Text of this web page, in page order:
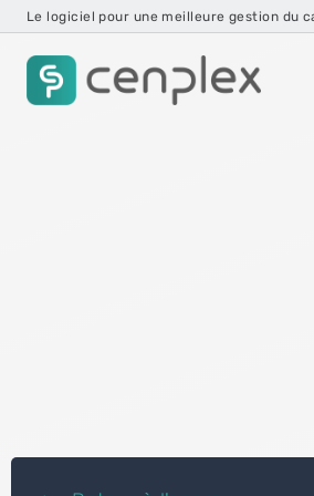
Le logiciel pour une meilleure gestion du